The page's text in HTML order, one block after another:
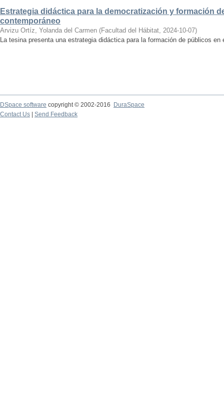
Estrategia didáctica para la democratización y formación
contemporáneo
Arvizu Ortíz, Yolanda del Carmen (Facultad del Hábitat, 2024-10-07)
La tesina presenta una estrategia didáctica para la formación de públicos en
DSpace software copyright © 2002-2016
DuraSpace
Contact Us
Send Feedback